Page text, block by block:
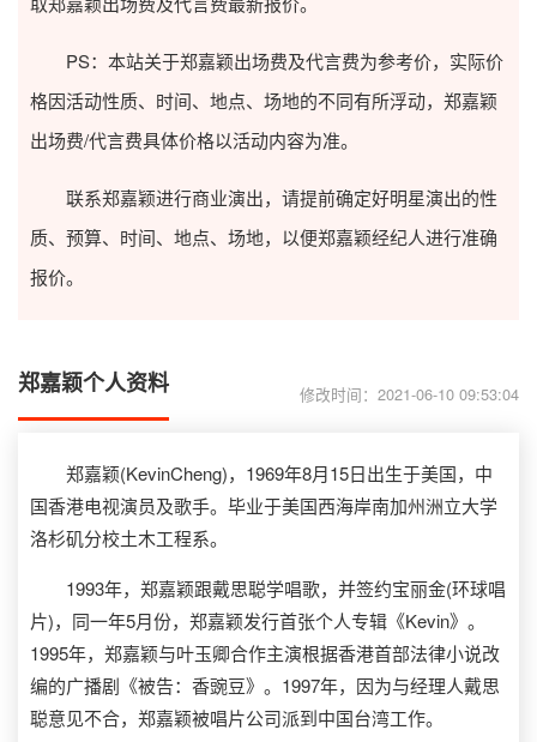
PS：本站关于郑嘉颖出场费及代言费为参考价，实际价
格因活动性质、时间、地点、场地的不同有所浮动，郑嘉颖
出场费/代言费具体价格以活动内容为准。
联系郑嘉颖进行商业演出，请提前确定好明星演出的性
质、预算、时间、地点、场地，以便郑嘉颖经纪人进行准确
报价。
郑嘉颖个人资料 修改时间：2021-06-10 09:53:04
郑嘉颖(KevinCheng)，1969年8月15日出生于美国，中
国香港电视演员及歌手。毕业于美国西海岸南加州洲立大学
洛杉矶分校土木工程系。
1993年，郑嘉颖跟戴思聪学唱歌，并签约宝丽金(环球唱
片)，同一年5月份，郑嘉颖发行首张个人专辑《Kevin》。
1995年，郑嘉颖与叶玉卿合作主演根据香港首部法律小说改
编的广播剧《被告：香豌豆》。1997年，因为与经理人戴思
聪意见不合，郑嘉颖被唱片公司派到中国台湾工作。